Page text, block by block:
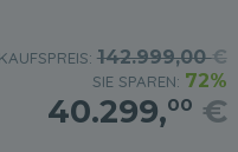
142.999,00€
SIE SPAREN: 72%
40.299,00 €